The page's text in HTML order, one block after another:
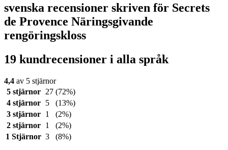
svenska recensioner skriven för Secrets
de Provence Näringsgivande
rengöringskloss
19 kundrecensioner i alla språk
4,4 av 5 stjärnor
5 stjärnor
27 (72%)
4 stjärnor
5
(13%)
3 stjärnor
1
(2%)
2 stjärnor
1
(2%)
1 Stjärnor 3 (8%)